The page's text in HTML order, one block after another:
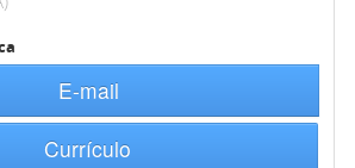
E-mail
Currículo